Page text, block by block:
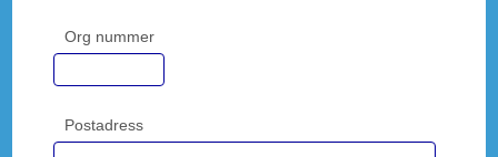
Org nummer
Postadress